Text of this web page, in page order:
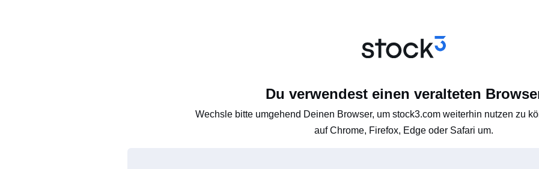
Du verwendest einen veralteten
Wechsle bitte umgehend Deinen Browser, um stock3.com weiterhin nutzen zu
auf Chrome, Firefox, Edge oder Safari um.